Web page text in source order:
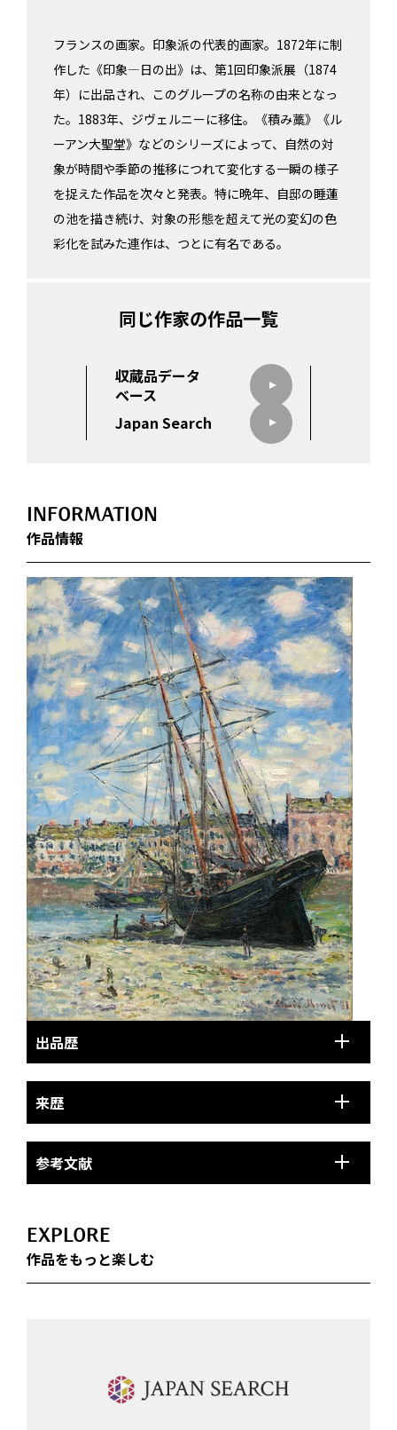
フランスの画家。印象派の代表的画家。1872年に制
作した《印象—日の出》は、第1回印象派展（1874
年）に出品され、このグループの名称の由来となっ
た。1883年、ジヴェルニーに移住。《積み藁》《ル
ーアン大聖堂》などのシリーズによって、自然の対
象が時間や季節の推移につれて変化する一瞬の様子
を捉えた作品を次々と発表。特に晩年、自邸の睡蓮
の池を描き続け、対象の形態を超えて光の変幻の色
彩化を試みた連作は、つとに有名である。
同じ作家の作品一覧
収蔵品データ
ベース
Japan Search
INFORMATION
作品情報
出品歴
来歴
参考文献
EXPLORE
作品をもっと楽しむ